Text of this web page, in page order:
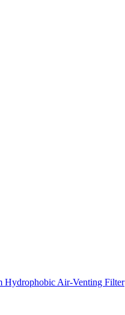
Hydrophobic Air-Venting Filter